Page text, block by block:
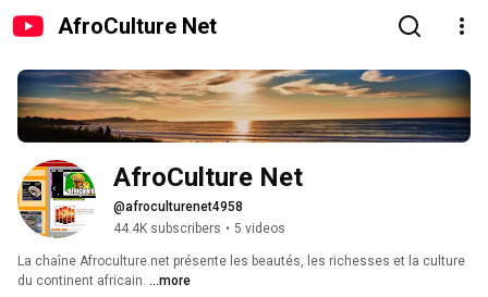
AfroCulture Net
AfroCulture Net
@afroculturenet4958
44.4K subscribers • 5 videos
La chaîne Afroculture.net présente les beautés, les richesses et la culture
du continent africain. ...more